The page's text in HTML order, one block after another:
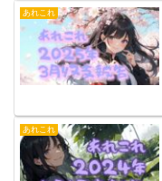
あれこれ
あれこれ